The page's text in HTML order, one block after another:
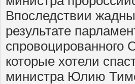
Впоследствии
результате
которые хотели
министра Юлию